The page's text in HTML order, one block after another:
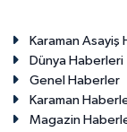
Karaman Asayiş
Dünya Haberleri
Genel Haberler
Karaman
Magazin